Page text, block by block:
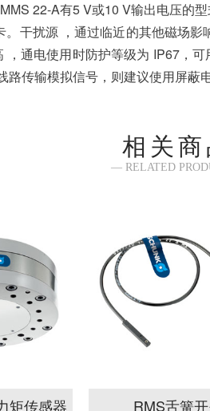
22-A有5 V或10 V输出电压
干扰源 ，通过临近的其他磁场
通电使用时防护等级为 IP67，
传输模拟信号，则建议使用屏蔽
相关商
— RELATED
矩传感器 RMS舌簧